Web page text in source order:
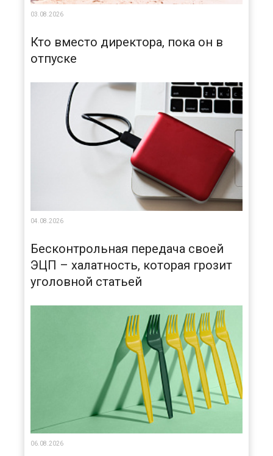
03.08.2026
Кто вместо директора, пока он в
отпуске
04.08.2026
Бесконтрольная передача своей
ЭЦП – халатность, которая грозит
уголовной статьей
06.08.2026